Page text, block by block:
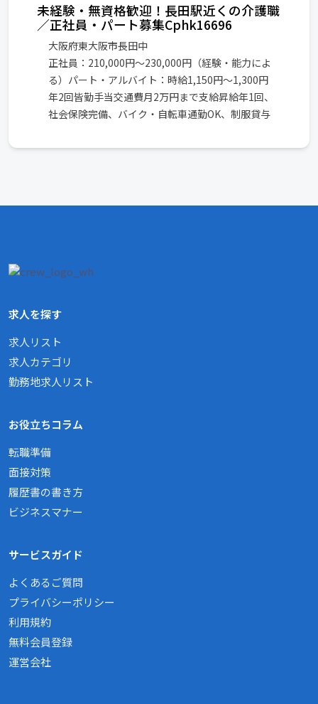
未経験・無資格歓迎！長田駅近くの介護職
／正社員・パート募集Cphk16696
大阪府東大阪市長田中
正社員：210,000円～230,000円（経験・能力によ
る）パート・アルバイト：時給1,150円～1,300円
年2回皆勤手当交通費月2万円まで支給昇給年1回、
社会保険完備、バイク・自転車通勤OK、制服貸与
求人を探す
求人リスト
求人カテゴリ
勤務地求人リスト
お役立ちコラム
転職準備
面接対策
履歴書の書き方
ビジネスマナー
サービスガイド
よくあるご質問
プライバシーポリシー
利用規約
無料会員登録
運営会社